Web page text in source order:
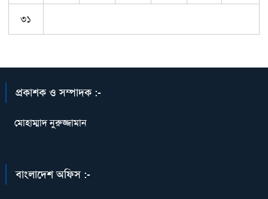
৩১
প্রকাশক ও সম্পাদক :-
মোহাম্মাদ নুরুজ্জামান
বাংলাদেশ অফিস :-